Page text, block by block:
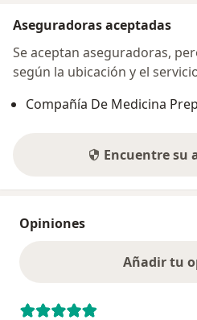
Aseguradoras aceptadas
Se aceptan aseguradoras,
según la ubicación y el
Compañía De Medicina
Encuentre su
Opiniones
Añadir tu